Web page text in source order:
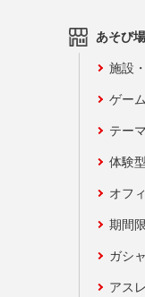
あそび
施設
ゲー
テー
体験
オフ
期間
ガシ
アス